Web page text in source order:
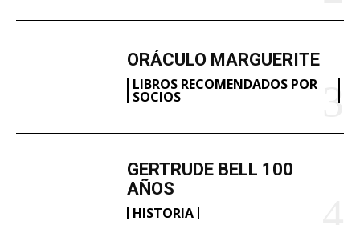
ORÁCULO MARGUERITE
LIBROS RECOMENDADOS POR
SOCIOS
GERTRUDE BELL 100
AÑOS
HISTORIA